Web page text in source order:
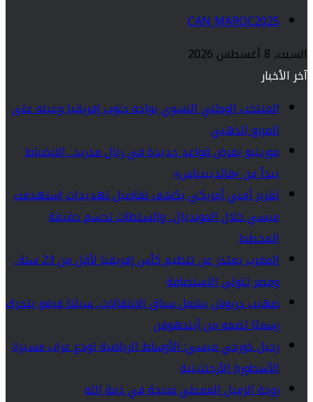
CAN MAROC2025
السبت, 8 أغسطس 2026
آخر الأخبار
المنتخب الوطني النسوي يواجه جنوب إفريقيا وعينه على
المربع الذهبي
مورينيو يفرض قواعد جديدة في ريال مدريد.. الانضباط
يبدأ من «فالديبيباس»
تقرير أمني أمريكي يكشف تفاصيل تهديدات استهدفت
ميسي خلال المونديال.. والسلطات تحسم حقيقة
المخطط
المغرب يعتذر عن تنظيم كأس إفريقيا لأقل من 23 سنة..
ومصر تتولى الاستضافة
صهيب دريوش يشعل سباق الانتقالات.. سيلتا فيغو يتحرك
رسميًا لضمه من آيندهوفن
رحيل خورخي ميسي: الأوساط الرياضية تودع عراب مسيرة
الأسطورة الأرجنتينية
زوجة الزميل المعطي نعيجة في ذمة الله